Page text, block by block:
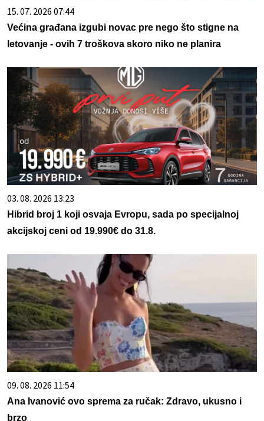
15. 07. 2026 07:44
Većina građana izgubi novac pre nego što stigne na
letovanje - ovih 7 troškova skoro niko ne planira
03. 08. 2026 13:23
Hibrid broj 1 koji osvaja Evropu, sada po specijalnoj
akcijskoj ceni od 19.990€ do 31.8.
09. 08. 2026 11:54
Ana Ivanović ovo sprema za ručak: Zdravo, ukusno i
brzo